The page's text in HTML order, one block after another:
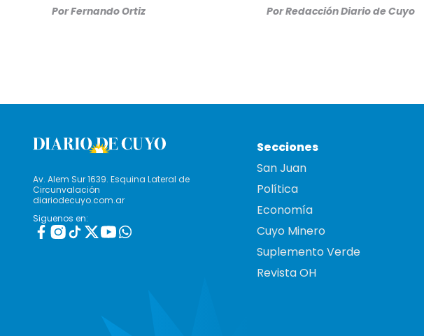
PorFernando Ortiz PorRedacción Diario de Cuyo
Av. Alem Sur 1639. Esquina Lateral de
Circunvalación
diariodecuyo.com.ar
Siguenos en:
Secciones
San Juan
Política
Economía
Cuyo Minero
Suplemento Verde
Revista OH